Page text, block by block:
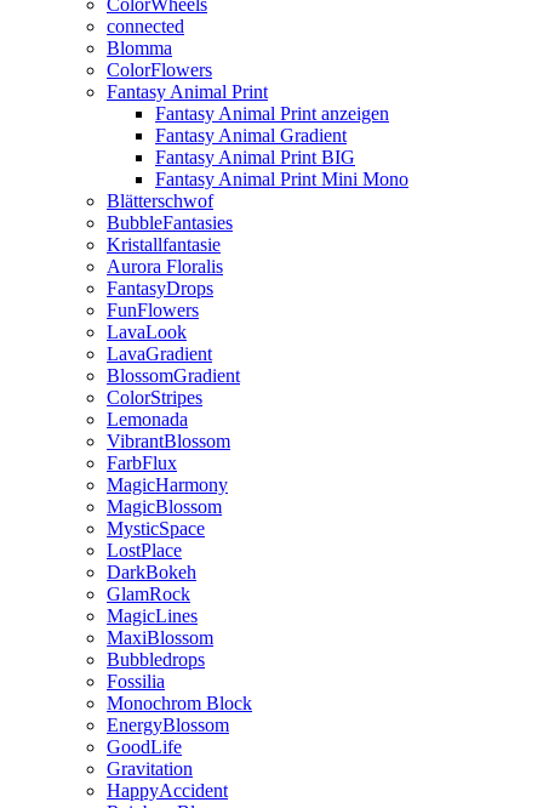
ColorWheels
connected
Blomma
ColorFlowers
Fantasy Animal Print
Fantasy Animal Print anzeigen
Fantasy Animal Gradient
Fantasy Animal Print BIG
Fantasy Animal Print Mini Mono
Blätterschwof
BubbleFantasies
Kristallfantasie
Aurora Floralis
FantasyDrops
FunFlowers
LavaLook
LavaGradient
BlossomGradient
ColorStripes
Lemonada
VibrantBlossom
FarbFlux
MagicHarmony
MagicBlossom
MysticSpace
LostPlace
DarkBokeh
GlamRock
MagicLines
MaxiBlossom
Bubbledrops
Fossilia
Monochrom Block
EnergyBlossom
GoodLife
Gravitation
HappyAccident